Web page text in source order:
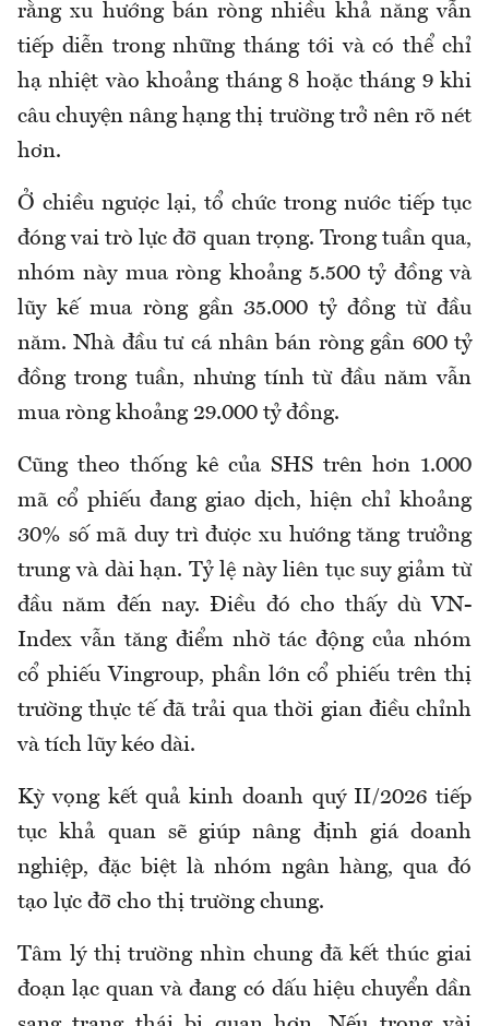
rằng xu hướng bán ròng nhiều khả năng vẫn
tiếp diễn trong những tháng tới và có thể chỉ
hạ nhiệt vào khoảng tháng 8 hoặc tháng 9 khi
câu chuyện nâng hạng thị trường trở nên rõ nét
hơn.
Ở chiều ngược lại, tổ chức trong nước tiếp tục
đóng vai trò lực đỡ quan trọng. Trong tuần qua,
nhóm này mua ròng khoảng 5.500 tỷ đồng và
lũy kế mua ròng gần 35.000 tỷ đồng từ đầu
năm. Nhà đầu tư cá nhân bán ròng gần 600 tỷ
đồng trong tuần, nhưng tính từ đầu năm vẫn
mua ròng khoảng 29.000 tỷ đồng.
Cũng theo thống kê của SHS trên hơn 1.000
mã cổ phiếu đang giao dịch, hiện chỉ khoảng
30% số mã duy trì được xu hướng tăng trưởng
trung và dài hạn. Tỷ lệ này liên tục suy giảm từ
đầu năm đến nay. Điều đó cho thấy dù VN-
Index vẫn tăng điểm nhờ tác động của nhóm
cổ phiếu Vingroup, phần lớn cổ phiếu trên thị
trường thực tế đã trải qua thời gian điều chỉnh
và tích lũy kéo dài.
Kỳ vọng kết quả kinh doanh quý II/2026 tiếp
tục khả quan sẽ giúp nâng định giá doanh
nghiệp, đặc biệt là nhóm ngân hàng, qua đó
tạo lực đỡ cho thị trường chung.
Tâm lý thị trường nhìn chung đã kết thúc giai
đoạn lạc quan và đang có dấu hiệu chuyển dần